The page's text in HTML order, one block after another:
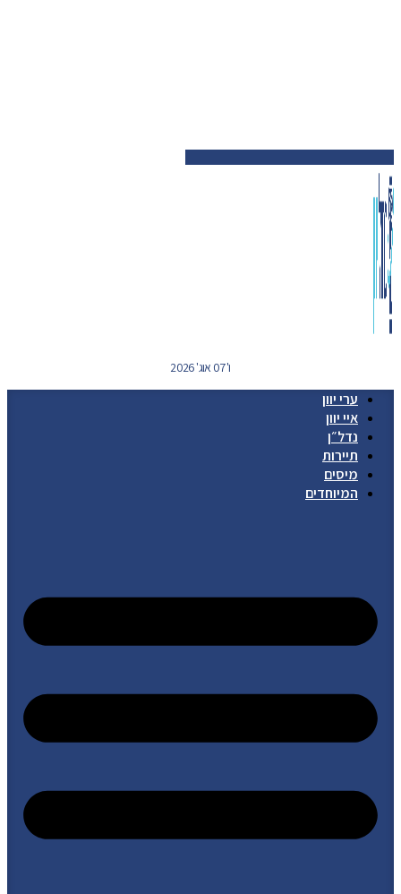
ו' 07 אוג' 2026
ערי יוון
איי יוון
נדל״ן
תיירות
מיסים
המיוחדים